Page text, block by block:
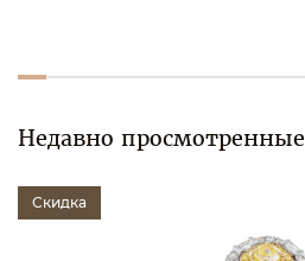
Недавно просмотренные
Скидка